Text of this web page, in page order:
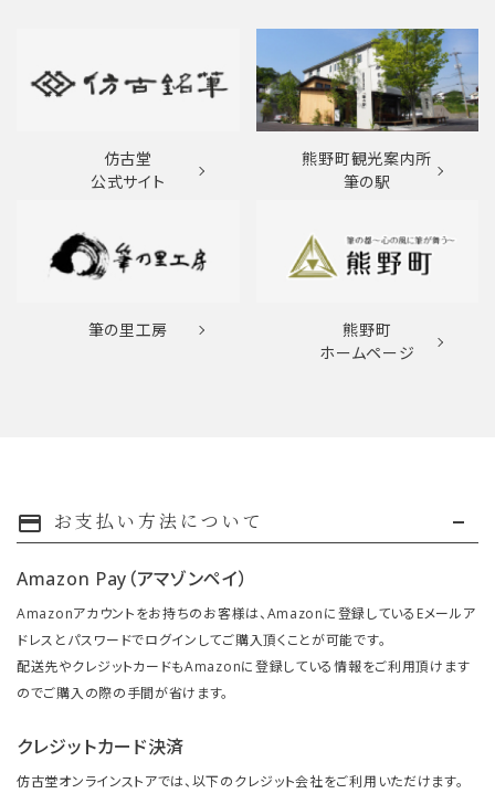
仿古堂
公式サイト
熊野町観光案内所
筆の駅
筆の里工房
熊野町
ホームページ
payment お支払い方法について
Amazon Pay（アマゾンペイ）
Amazonアカウントをお持ちのお客様は、Amazonに登録しているEメールア
ドレスとパスワードでログインしてご購入頂くことが可能です。
配送先やクレジットカードもAmazonに登録している情報をご利用頂けます
のでご購入の際の手間が省けます。
クレジットカード決済
仿古堂オンラインストアでは、以下のクレジット会社をご利用いただけます。